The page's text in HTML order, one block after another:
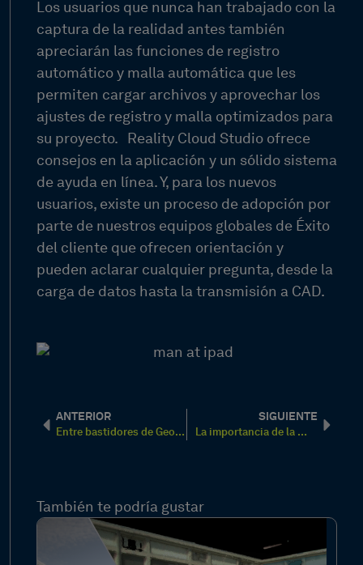
Los usuarios que nunca han trabajado con la
captura de la realidad antes también
apreciarán las funciones de registro
automático y malla automática que les
permiten cargar archivos y aprovechar los
ajustes de registro y malla optimizados para
su proyecto.
Reality Cloud Studio ofrece
consejos en la aplicación y un sólido sistema
de ayuda en línea. Y, para los nuevos
usuarios, existe un proceso de adopción por
parte de nuestros equipos globales de Éxito
del cliente que ofrecen orientación y
pueden aclarar cualquier pregunta, desde la
carga de datos hasta la transmisión a CAD.
ANTERIOR
Entre bastidores de GeoCloud Drive, con tecnología de HxDR
SIGUIENTE
La importancia de la conectividad en los proyectos de construcción: Cómo GeoCloud Drive apoya cada fase
También te podría gustar